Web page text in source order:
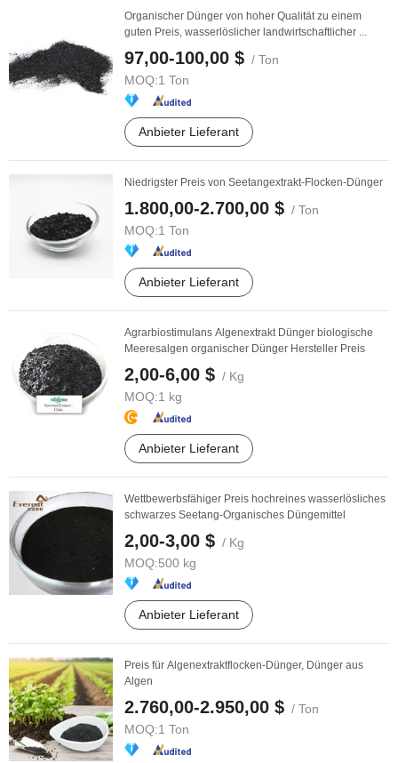
Organischer Dünger von hoher Qualität zu einem
guten Preis, wasserlöslicher landwirtschaftlicher ...
97,00-100,00 $ / Ton
MOQ:1 Ton
Anbieter Lieferant
Niedrigster Preis von Seetangextrakt-Flocken-Dünger
1.800,00-2.700,00 $ / Ton
MOQ:1 Ton
Anbieter Lieferant
Agrarbiostimulans Algenextrakt Dünger biologische
Meeresalgen organischer Dünger Hersteller Preis
2,00-6,00 $ / Kg
MOQ:1 kg
Anbieter Lieferant
Wettbewerbsfähiger Preis hochreines wasserlösliches
schwarzes Seetang-Organisches Düngemittel
2,00-3,00 $ / Kg
MOQ:500 kg
Anbieter Lieferant
Preis für Algenextraktflocken-Dünger, Dünger aus
Algen
2.760,00-2.950,00 $ / Ton
MOQ:1 Ton